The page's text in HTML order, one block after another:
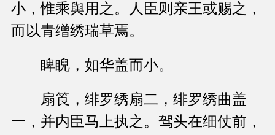
小，惟乘舆用之。人臣则亲王或赐之，
而以青缯绣瑞草焉。
睥睨，如华盖而小。
扇筤，绯罗绣扇二，绯罗绣曲盖
一，并内臣马上执之。驾头在细仗前，